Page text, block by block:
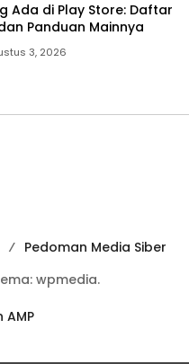
Ada di Play Store: Daftar
Panduan Mainnya
3, 2026
Pedoman Media Siber
wpmedia.
AMP